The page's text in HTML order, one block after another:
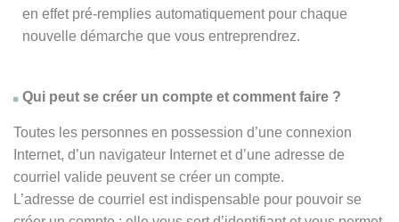
en effet pré-remplies automatiquement pour chaque
nouvelle démarche que vous entreprendrez.
Qui peut se créer un compte et comment faire ?
Toutes les personnes en possession d’une connexion
Internet, d’un navigateur Internet et d’une adresse de
courriel valide peuvent se créer un compte.
L’adresse de courriel est indispensable pour pouvoir se